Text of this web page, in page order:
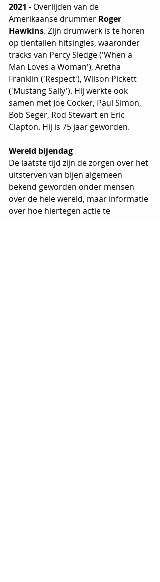
2021 - Overlijden van de
Amerikaanse drummer Roger
Hawkins. Zijn drumwerk is te horen
op tientallen hitsingles, waaronder
tracks van Percy Sledge ('When a
Man Loves a Woman'), Aretha
Franklin ('Respect'), Wilson Pickett
('Mustang Sally'). Hij werkte ook
samen met Joe Cocker, Paul Simon,
Bob Seger, Rod Stewart en Eric
Clapton. Hij is 75 jaar geworden.
Wereld bijendag
De laatste tijd zijn de zorgen over het
uitsterven van bijen algemeen
bekend geworden onder mensen
over de hele wereld, maar informatie
over hoe hiertegen actie te